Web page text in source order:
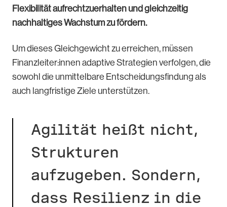
Flexibilität aufrechtzuerhalten und gleichzeitig
nachhaltiges Wachstum zu fördern.
Um dieses Gleichgewicht zu erreichen, müssen
Finanzleiter:innen adaptive Strategien verfolgen, die
sowohl die unmittelbare Entscheidungsfindung als
auch langfristige Ziele unterstützen.
Agilität heißt nicht,
Strukturen
aufzugeben. Sondern,
dass Resilienz in die